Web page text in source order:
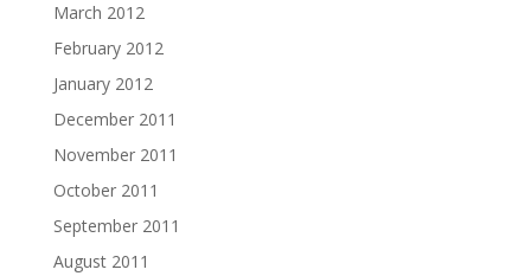
March 2012
February 2012
January 2012
December 2011
November 2011
October 2011
September 2011
August 2011